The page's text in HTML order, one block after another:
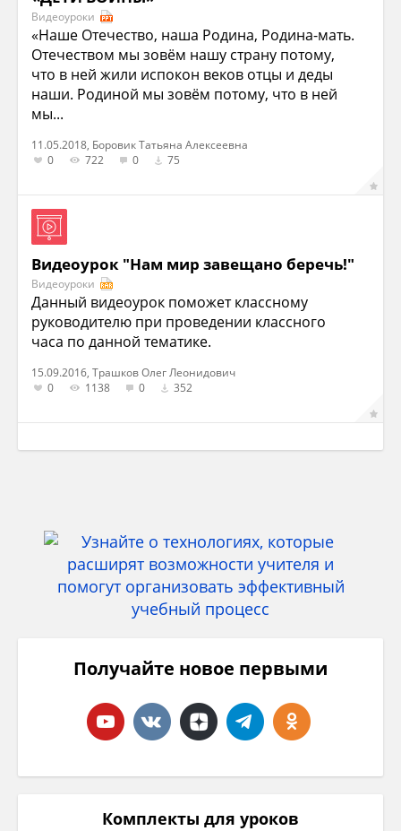
Видеоуроки
«Наше Отечество, наша Родина, Родина-мать.
Отечеством мы зовём нашу страну потому,
что в ней жили испокон веков отцы и деды
наши. Родиной мы зовём потому, что в ней
мы...
11.05.2018, Боровик Татьяна Алексеевна
0
722 0 75
Видеоурок "Нам мир завещано беречь!"
Видеоуроки
Данный видеоурок поможет классному
руководителю при проведении классного
часа по данной тематике.
15.09.2016, Трашков Олег Леонидович
0
1138 0 352
Получайте новое первыми
Комплекты для уроков